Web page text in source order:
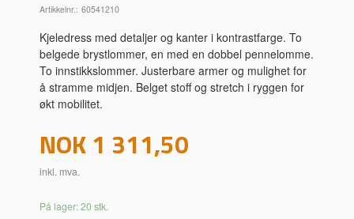
Artikkelnr.: 60541210
Kjeledress med detaljer og kanter i kontrastfarge. To
belgede brystlommer, en med en dobbel pennelomme.
To innstikkslommer. Justerbare armer og mulighet for
å stramme midjen. Belget stoff og stretch i ryggen for
økt mobilitet.
Pris
NOK1 311,50
inkl. mva.
På lager: 20 stk.